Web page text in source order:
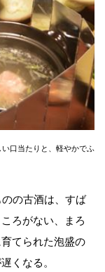
口当たりと、軽やかでふ
の古酒は、すば
ろがない、まろ
てられた泡盛の
くなる。